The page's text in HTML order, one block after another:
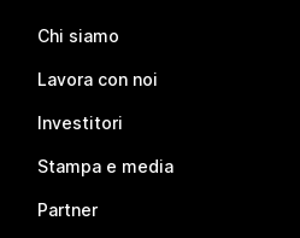
Chi siamo
Lavora con noi
Investitori
Stampa e media
Partner